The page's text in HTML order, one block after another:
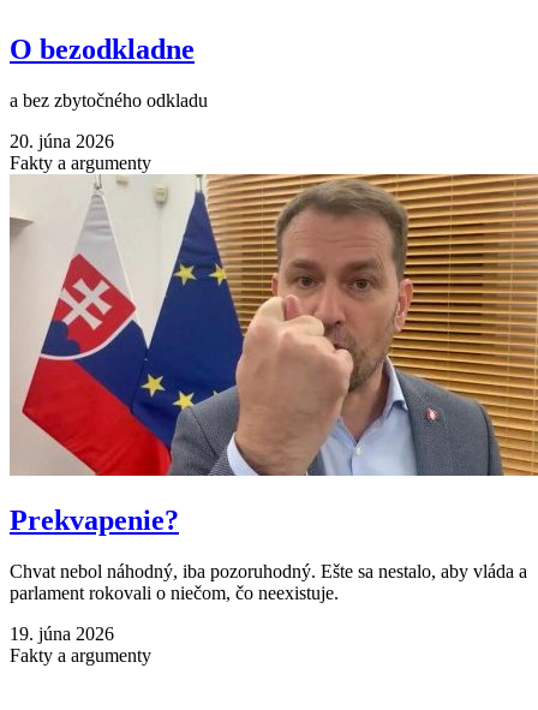
O bezodkladne
a bez zbytočného odkladu
20. júna 2026
Fakty a argumenty
Prekvapenie?
Chvat nebol náhodný, iba pozoruhodný. Ešte sa nestalo, aby vláda a
parlament rokovali o niečom, čo neexistuje.
19. júna 2026
Fakty a argumenty